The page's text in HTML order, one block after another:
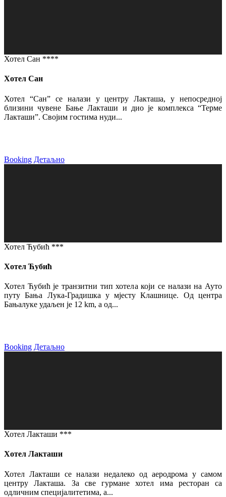
Хотел Сан ****
Хотел Сан
Хотел “Сан” се налази у центру Лакташа, у непосредној
близини чувене Бање Лакташи и дио је комплекса “Терме
Лакташи”. Својим гостима нуди...
Booking Детаљно
Хотел Ћубић ***
Хотел Ћубић
Хотел Ћубић је транзитни тип хотела који се налази на Ауто
путу Бања Лука-Градишка у мјесту Клашнице. Од центра
Бањалуке удаљен је 12 km, а од...
Booking Детаљно
Хотел Лакташи ***
Хотел Лакташи
Хотел Лакташи се налази недалеко од аеродрома у самом
центру Лакташа. За све гурмане хотел има ресторан са
одличним специјалитетима, а...